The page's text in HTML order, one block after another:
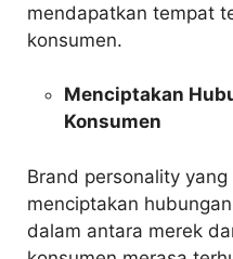
mendapatkan tempat
konsumen.
Menciptakan
Konsumen
Brand personality
menciptakan
dalam antara merek